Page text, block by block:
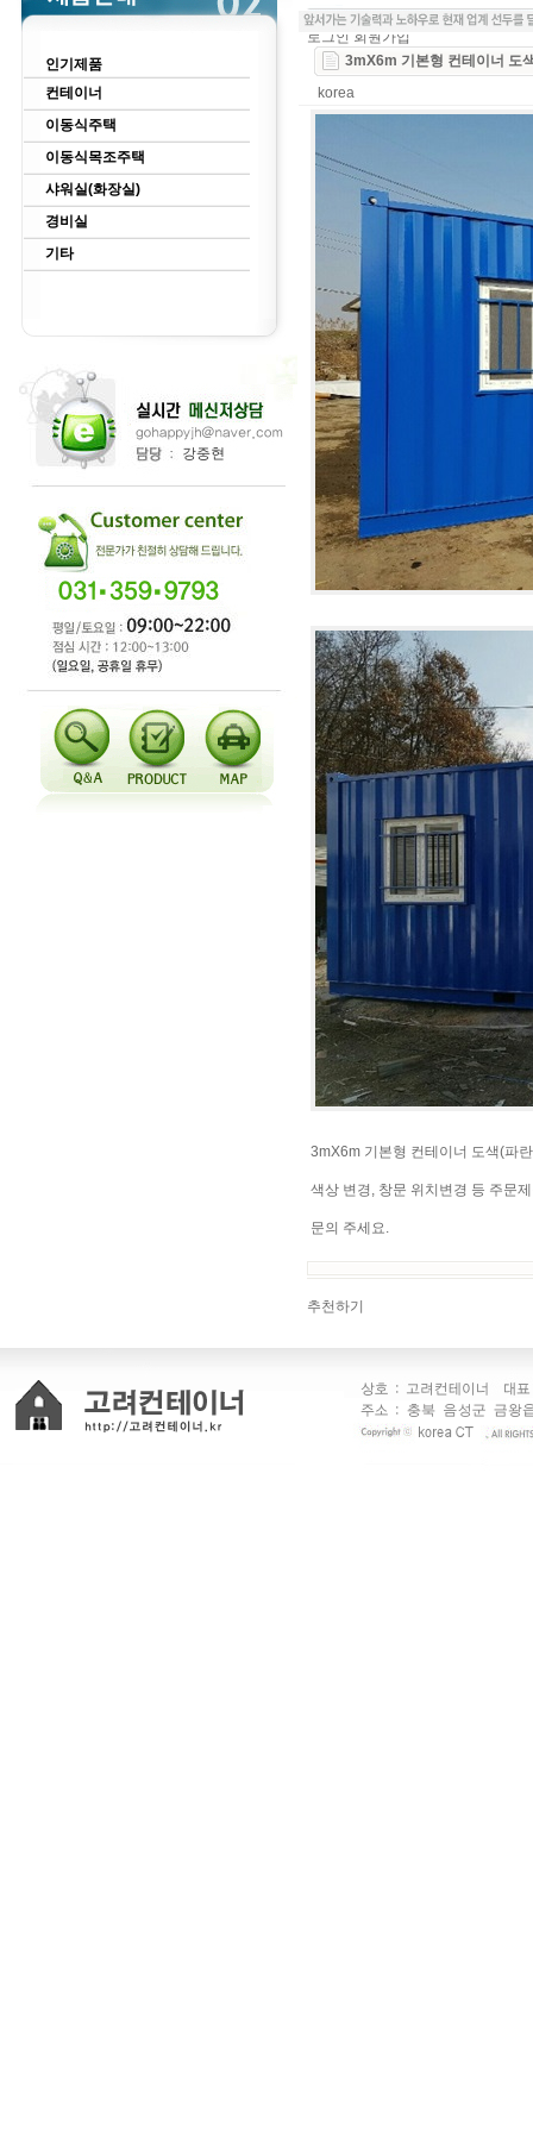
인기제품
컨테이너
이동식주택
이동식목조주택
샤워실(화장실)
경비실
기타
로그인 회원가입
3mX6m 기본형 컨테이너 도
korea
3mX6m 기본형 컨테이너 도색(파
색상 변경, 창문 위치변경 등 주문
문의 주세요.
추천하기